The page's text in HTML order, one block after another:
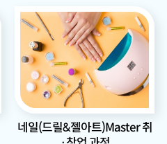
네일(드릴&젤아트)Master 취